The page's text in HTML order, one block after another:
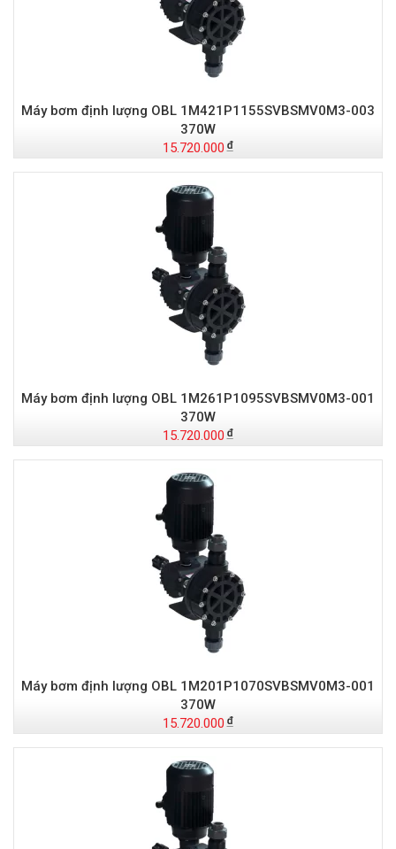
Máy bơm định lượng OBL 1M421P1155SVBSMV0M3-003
370W
15.720.000
Máy bơm định lượng OBL 1M261P1095SVBSMV0M3-001
370W
15.720.000
Máy bơm định lượng OBL 1M201P1070SVBSMV0M3-001
370W
15.720.000